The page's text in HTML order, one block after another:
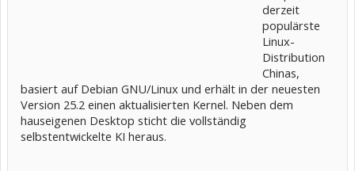
derzeit
populärste
Linux-
Distribution
Chinas,
basiert auf Debian GNU/Linux und erhält in der neuesten
Version 25.2 einen aktualisierten Kernel. Neben dem
hauseigenen Desktop sticht die vollständig
selbstentwickelte KI heraus.